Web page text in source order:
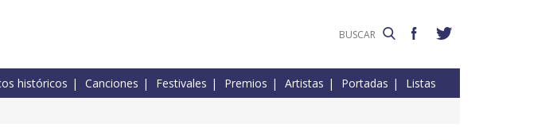
históricos Canciones Festivales Premios Artistas Portadas Listas